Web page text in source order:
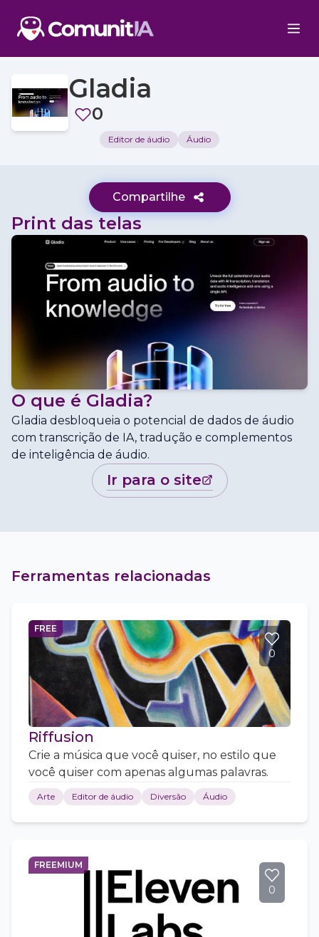
Gladia
0
Editor de áudio Áudio
Compartilhe
Print das telas
O que é Gladia?
Gladia desbloqueia o potencial de dados de áudio
com transcrição de IA, tradução e complementos
de inteligência de áudio.
ir para o site
Ferramentas relacionadas
FREE
0
Riffusion
Crie a música que você quiser, no estilo que
você quiser com apenas algumas palavras.
Arte Editor de áudio Diversão Áudio
FREEMIUM
0